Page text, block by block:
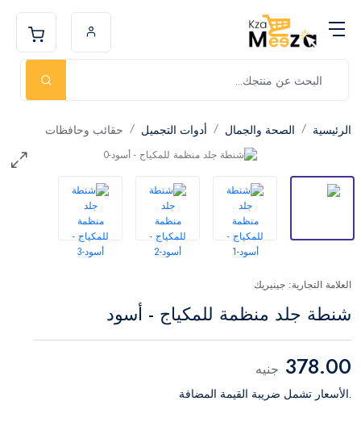
الرئيسية الصحة والجمال أدوات التجميل حقائب وحافظات
العلامة التجارية: جينيريك
شنطة جلد منظمة للمكياج - أسود
378.00 جنيه
.الأسعار تشمل ضريبة القيمة المضافة